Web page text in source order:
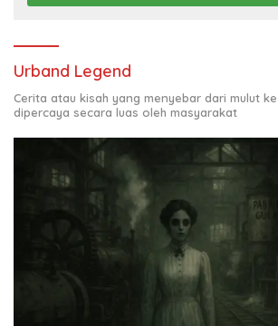
Urband Legend
Cerita atau kisah yang menyebar dari mulut
dipercaya secara luas oleh masyarakat